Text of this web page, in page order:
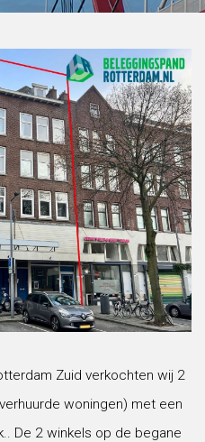
Zuid verkochten wij 2
woningen) met een
De 2 winkels op de begane